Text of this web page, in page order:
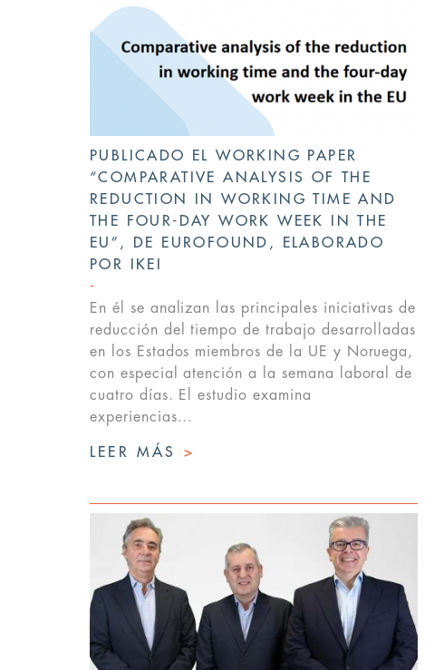
PUBLICADO EL WORKING PAPER
“COMPARATIVE ANALYSIS OF THE
REDUCTION IN WORKING TIME AND
THE FOUR-DAY WORK WEEK IN THE
EU”, DE EUROFOUND, ELABORADO
POR IKEI
En él se analizan las principales iniciativas de
reducción del tiempo de trabajo desarrolladas
en los Estados miembros de la UE y Noruega,
con especial atención a la semana laboral de
cuatro días. El estudio examina
experiencias...
LEER MÁS >